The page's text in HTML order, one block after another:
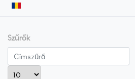
Szűrők
Címszűrő
Tételek #